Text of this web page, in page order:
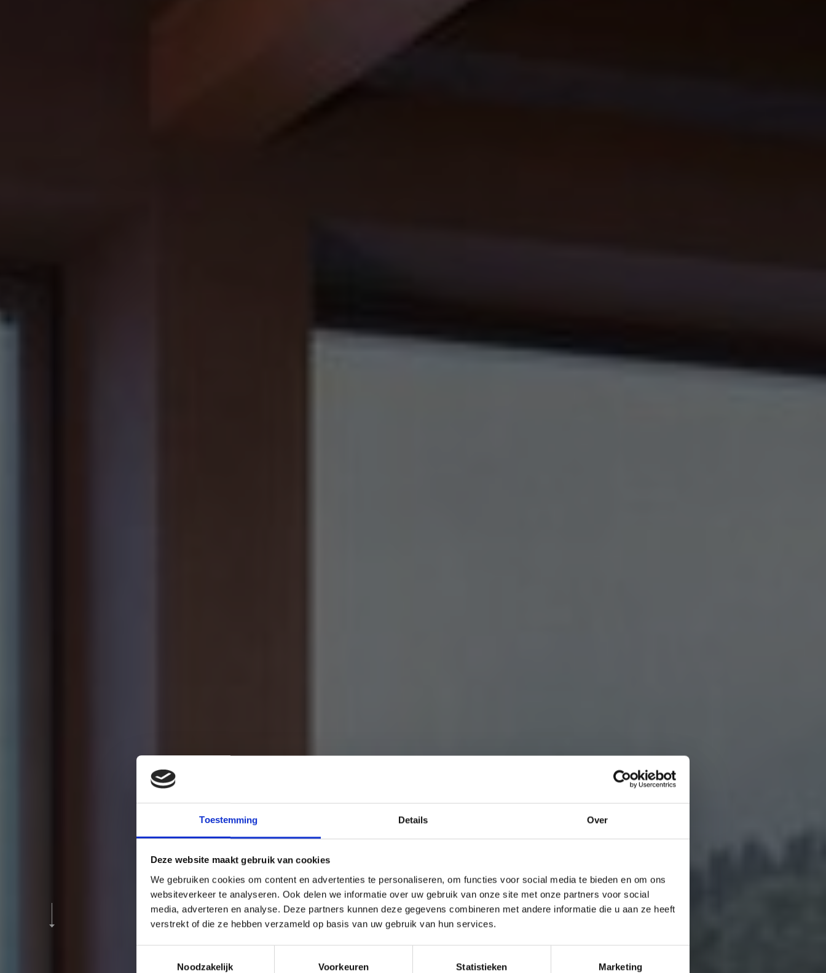
Toestemming Details Over
Deze website maakt gebruik van cookies
We gebruiken cookies om content en advertenties te personaliseren, om functies voor social media te bieden en om ons
websiteverkeer te analyseren. Ook delen we informatie over uw gebruik van onze site met onze partners voor social
media, adverteren en analyse. Deze partners kunnen deze gegevens combineren met andere informatie die u aan ze heeft
verstrekt of die ze hebben verzameld op basis van uw gebruik van hun services.
Noodzakelijk
Voorkeuren Statistieken Marketing